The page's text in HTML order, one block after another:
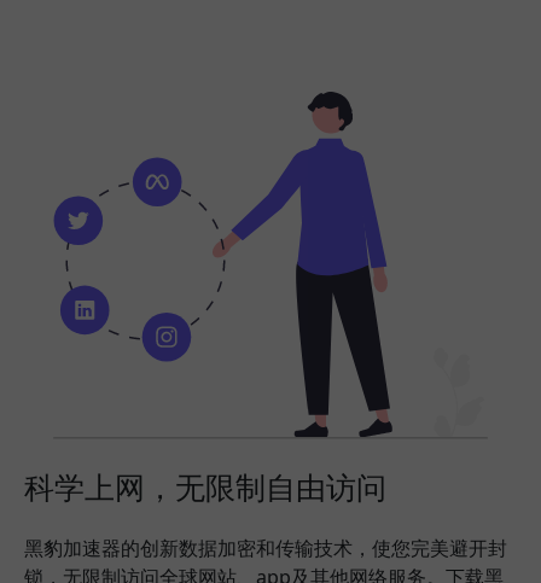
科学上网，无限制自由访问
黑豹加速器的创新数据加密和传输技术，使您完美避开封
锁，无限制访问全球网站、app及其他网络服务。下载黑